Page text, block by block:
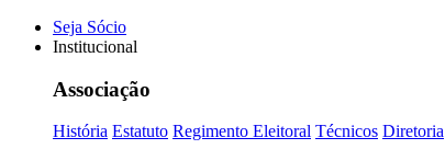
Seja Sócio
Institucional
Associação
História Estatuto Regimento Eleitoral Técnicos Diretoria